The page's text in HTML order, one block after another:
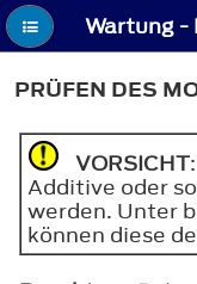
Wartung -
PRÜFEN DES
VORSICHT
Additive oder
werden. Unter
können diese